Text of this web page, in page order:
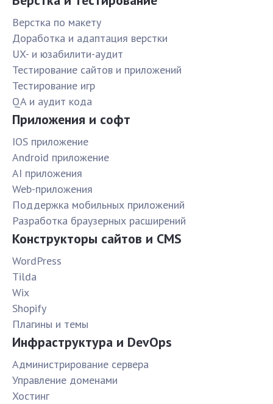
Верстка по макету
Доработка и адаптация верстки
UX- и юзабилити-аудит
Тестирование сайтов и приложений
Тестирование игр
QA и аудит кода
Приложения и софт
IOS приложение
Android приложение
AI приложения
Web-приложения
Поддержка мобильных приложений
Разработка браузерных расширений
Конструкторы сайтов и CMS
WordPress
Tilda
Wix
Shopify
Плагины и темы
Инфраструктура и DevOps
Администрирование сервера
Управление доменами
Хостинг